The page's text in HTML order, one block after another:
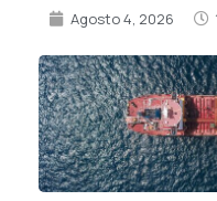
Agosto 4, 2026